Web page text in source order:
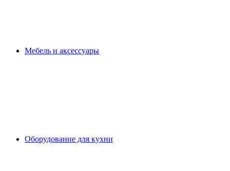
Мебель и аксессуары
Оборудование для кухни